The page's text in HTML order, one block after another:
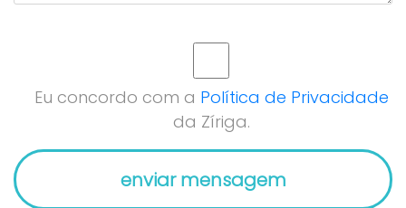
Eu concordo com a Política de Privacidade
da Zíriga.